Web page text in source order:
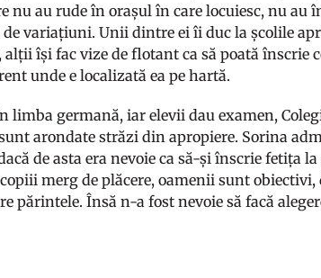
nu au rude în orașul în care locuiesc, nu au
de variațiuni. Unii dintre ei îi duc la școlile
alții își fac vize de flotant ca să poată înscrie
unde e localizată ea pe hartă.
limba germană, iar elevii dau examen,
arondate străzi din apropiere. Sorina
de asta era nevoie ca să-și înscrie fetița la
merg de plăcere, oamenii sunt
părintele. Însă n-a fost nevoie să facă